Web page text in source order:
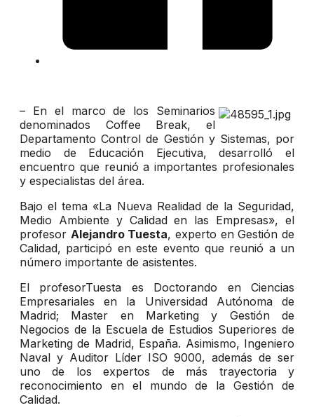
– En el marco de los Seminarios
denominados Coffee Break, el
Departamento Control de Gestión y Sistemas, por
medio de Educación Ejecutiva, desarrolló el
encuentro que reunió a importantes profesionales
y especialistas del área.
Bajo el tema «La Nueva Realidad de la Seguridad,
Medio Ambiente y Calidad en las Empresas», el
profesor Alejandro Tuesta, experto en Gestión de
Calidad, participó en este evento que reunió a un
número importante de asistentes.
El profesorTuesta es Doctorando en Ciencias
Empresariales en la Universidad Autónoma de
Madrid; Master en Marketing y Gestión de
Negocios de la Escuela de Estudios Superiores de
Marketing de Madrid, España. Asimismo, Ingeniero
Naval y Auditor Líder ISO 9000, además de ser
uno de los expertos de más trayectoria y
reconocimiento en el mundo de la Gestión de
Calidad.